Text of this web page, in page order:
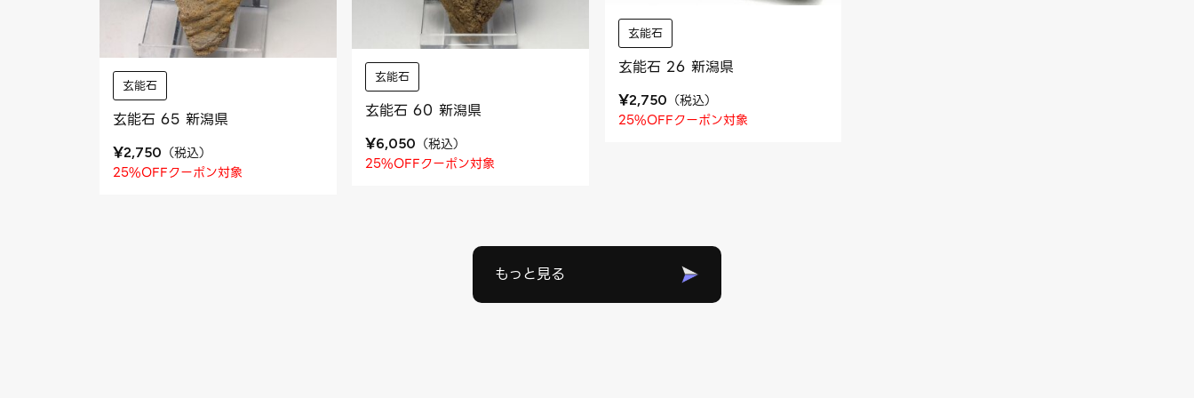
玄能石
玄能石 65 新潟県
¥2,750 （税込）
25%OFFクーポン対象
玄能石
玄能石 60 新潟県
¥6,050 （税込）
25%OFFクーポン対象
玄能石
玄能石 26 新潟県
¥2,750 （税込）
25%OFFクーポン対象
もっと見る